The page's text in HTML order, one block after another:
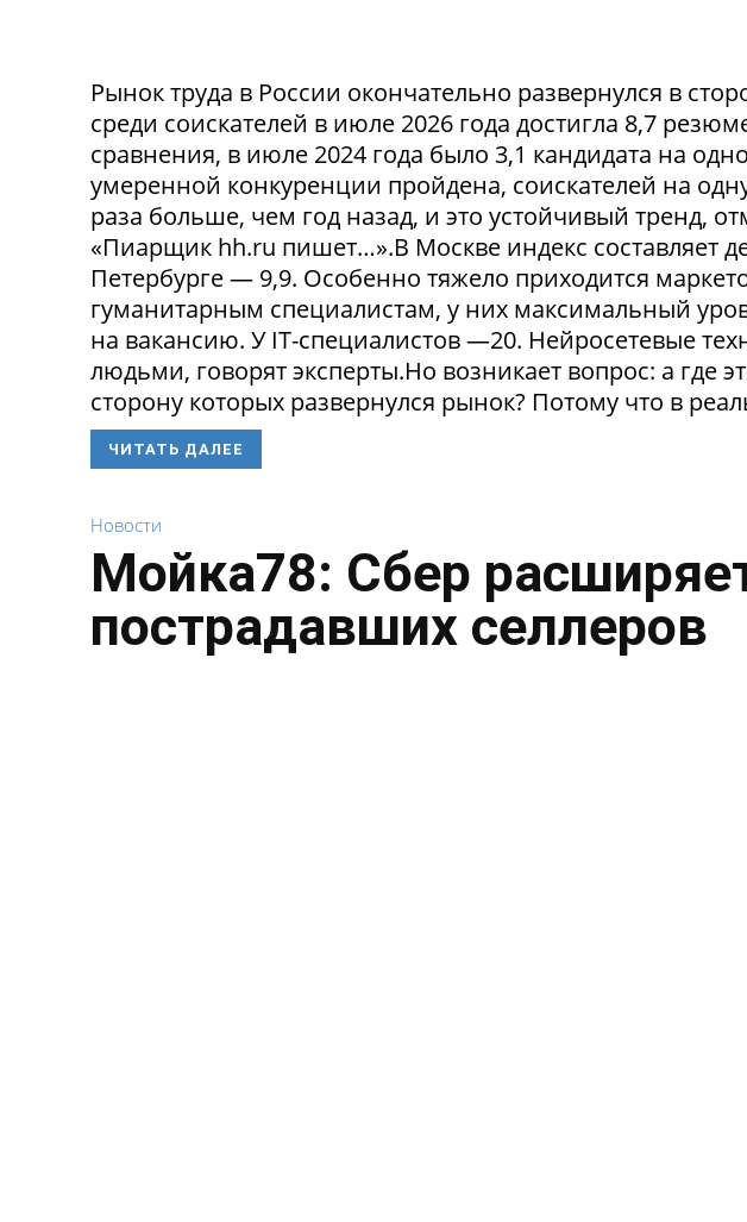
Рынок труда в России окончательно развернулся в
среди соискателей в июле 2026 года достигла 8,7
сравнения, в июле 2024 года было 3,1 кандидата на
умеренной конкуренции пройдена, соискателей на
раза больше, чем год назад, и это устойчивый тренд,
«Пиарщик hh.ru пишет…».В Москве индекс составляет
Петербурге — 9,9. Особенно тяжело приходится
гуманитарным специалистам, у них максимальный
на вакансию. У IT-специалистов —20. Нейросетевые
людьми, говорят эксперты.Но возникает вопрос: а где
сторону которых развернулся рынок? Потому что в
ЧИТАТЬ ДАЛЕЕ
Новости
Мойка78: Сбер
пострадавших селлеров